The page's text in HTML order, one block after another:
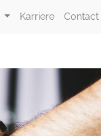
Karriere Contact